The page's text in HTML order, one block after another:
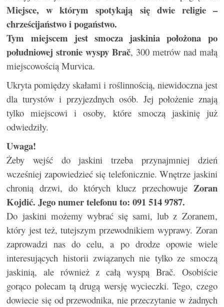
Miejsce, w którym spotykają się dwie religie –
chrześcijaństwo i pogaństwo.
Tym miejscem jest smocza jaskinia położona po
południowej stronie wyspy Brač, 300 metrów nad małą
miejscowością Murvica.
Ukryta pomiędzy skałami i roślinnością, niewidoczna jest
dla turystów i przyjezdnych osób. Jej położenie znają
tylko miejscowi i osoby, które smoczą jaskinię już
odwiedziły.
Uwaga!
Żeby wejść do jaskini trzeba przynajmniej dzień
wcześniej zapowiedzieć się telefonicznie. Wnętrze jaskini
chronią drzwi, do których klucz przechowuje Zoran
Kojdić. Jego numer telefonu to: 091 514 9787.
Do jaskini możemy wybrać się sami, lub z Zoranem,
który jest też, tutejszym przewodnikiem wyprawy. Zoran
zaprowadzi nas do celu, a po drodze opowie wiele
interesujących historii związanych nie tylko ze smoczą
jaskinią, ale również z całą wyspą Brač. Osobiście
gorąco polecam tą drugą wersję wycieczki. Tego, czego
dowiecie się od przewodnika, nie przeczytanie w żadnych